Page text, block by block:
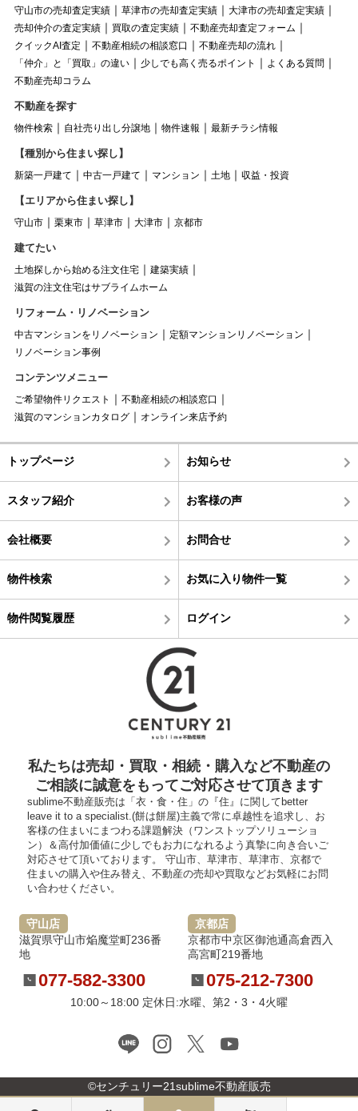
守山市の売却査定実績
草津市の売却査定実績
大津市の売却査定実績
売却仲介の査定実績
買取の査定実績
不動産売却査定フォーム
クイックAI査定
不動産相続の相談窓口
不動産売却の流れ
「仲介」と「買取」の違い
少しでも高く売るポイント
よくある質問
不動産売却コラム
不動産を探す
物件検索 自社売り出し分譲地 物件速報 最新チラシ情報
【種別から住まい探し】
新築一戸建て 中古一戸建て マンション 土地 収益・投資
【エリアから住まい探し】
守山市 栗東市 草津市 大津市 京都市
建てたい
土地探しから始める注文住宅
建築実績
滋賀の注文住宅はサブライムホーム
リフォーム・リノベーション
中古マンションをリノベーション
定額マンションリノベーション
リノベーション事例
コンテンツメニュー
ご希望物件リクエスト
不動産相続の相談窓口
滋賀のマンションカタログ
オンライン来店予約
トップページ お知らせ
スタッフ紹介 お客様の声
会社概要 お問合せ
物件検索 お気に入り物件一覧
物件閲覧履歴 ログイン
私たちは売却・買取・相続・購入など不動産の
ご相談に誠意をもってご対応させて頂きます
sublime不動産販売は「衣・食・住」の『住』に関してbetter
leave it to a specialist.(餅は餅屋)主義で常に卓越性を追求し、お
客様の住まいにまつわる課題解決（ワンストップソリューショ
ン）＆高付加価値に少しでもお力になれるよう真摯に向き合いご
対応させて頂いております。 守山市、草津市、草津市、京都で
住まいの購入や住み替え、不動産の売却や買取などお気軽にお問
い合わせください。
守山店
滋賀県守山市焔魔堂町236番
地
077-582-3300
京都店
京都市中京区御池通高倉西入
高宮町219番地
075-212-7300
10:00～18:00 定休日:水曜、第2・3・4火曜
©センチュリー21sublime不動産販売